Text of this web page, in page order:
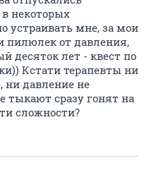
некоторых
устраивать мне, за мои
пилюлек от давления,
десяток лет - квест по
Кстати терапевты ни
ни давление не
тыкают сразу гонят на
сложности?